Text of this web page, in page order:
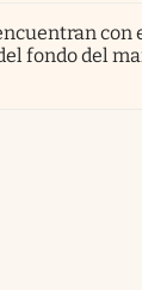
con
fondo del